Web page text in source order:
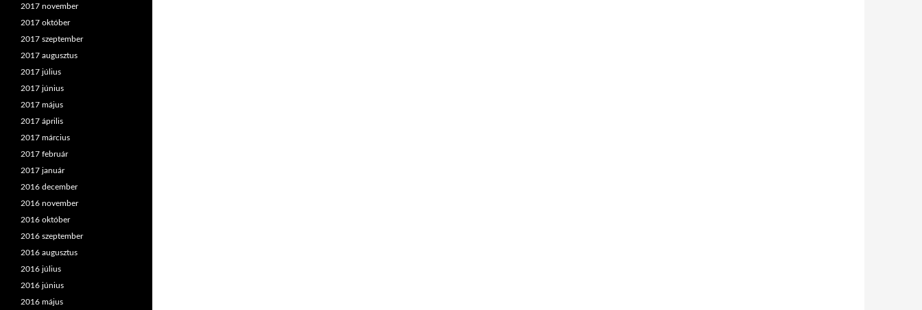
2017 november
2017 október
2017 szeptember
2017 augusztus
2017 július
2017 június
2017 május
2017 április
2017 március
2017 február
2017 január
2016 december
2016 november
2016 október
2016 szeptember
2016 augusztus
2016 július
2016 június
2016 május